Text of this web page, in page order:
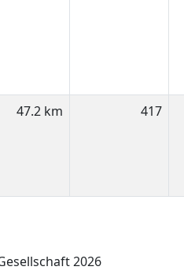
47.2 km 417
2026